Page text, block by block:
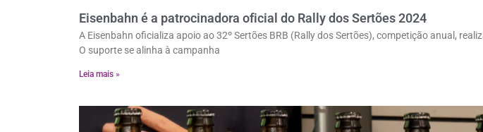
Eisenbahn é a patrocinadora oficial do Rally dos Sertões 2024
A Eisenbahn oficializa apoio ao 32º Sertões BRB (Rally dos Sertões), competição anual,
O suporte se alinha à campanha
Leia mais »